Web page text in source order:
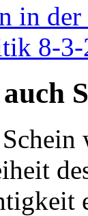
in
8-3-